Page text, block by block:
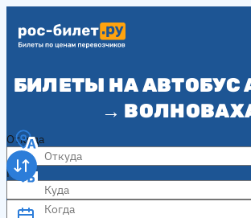
БИЛЕТЫ НА АВТОБУС
→
Откуда
Куда
Когда